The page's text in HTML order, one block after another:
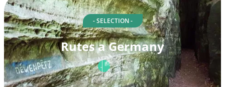
- SELECTION -
Rutes a Germany